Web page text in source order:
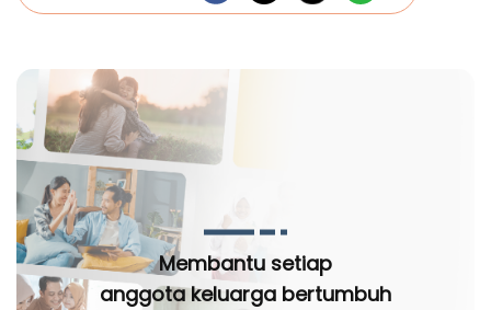
Membantu setiap
anggota keluarga bertumbuh